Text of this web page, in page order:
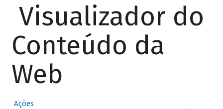
Visualizador do
Conteúdo da
Web
Ações